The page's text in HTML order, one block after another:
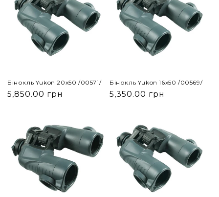
Бінокль Yukon 20x50 /00571/
5,850.00 грн
Бінокль Yukon 16x50 /00569/
5,350.00 грн